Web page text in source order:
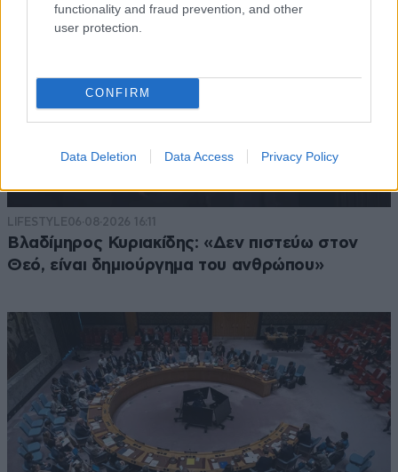
functionality and fraud prevention, and other
user protection.
CONFIRM
Data Deletion Data Access Privacy Policy
LIFESTYLE06·08·2026 16:11
Βλαδίμηρος Κυριακίδης: «Δεν πιστεύω στον
Θεό, είναι δημιούργημα του ανθρώπου»